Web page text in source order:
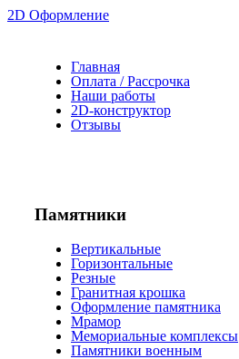
2D Оформление
Главная
Оплата / Рассрочка
Наши работы
2D-конструктор
Отзывы
Памятники
Вертикальные
Горизонтальные
Резные
Гранитная крошка
Оформление памятника
Мрамор
Мемориальные комплексы
Памятники военным